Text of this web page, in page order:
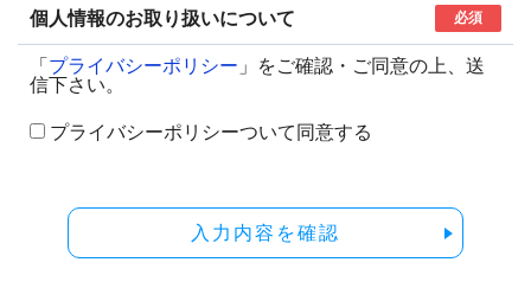
個人情報のお取り扱いについて 必須
「 プライバシーポリシー 」をご確認・ご同意の上、送
信下さい。
プライバシーポリシーついて同意する
入力内容を確認